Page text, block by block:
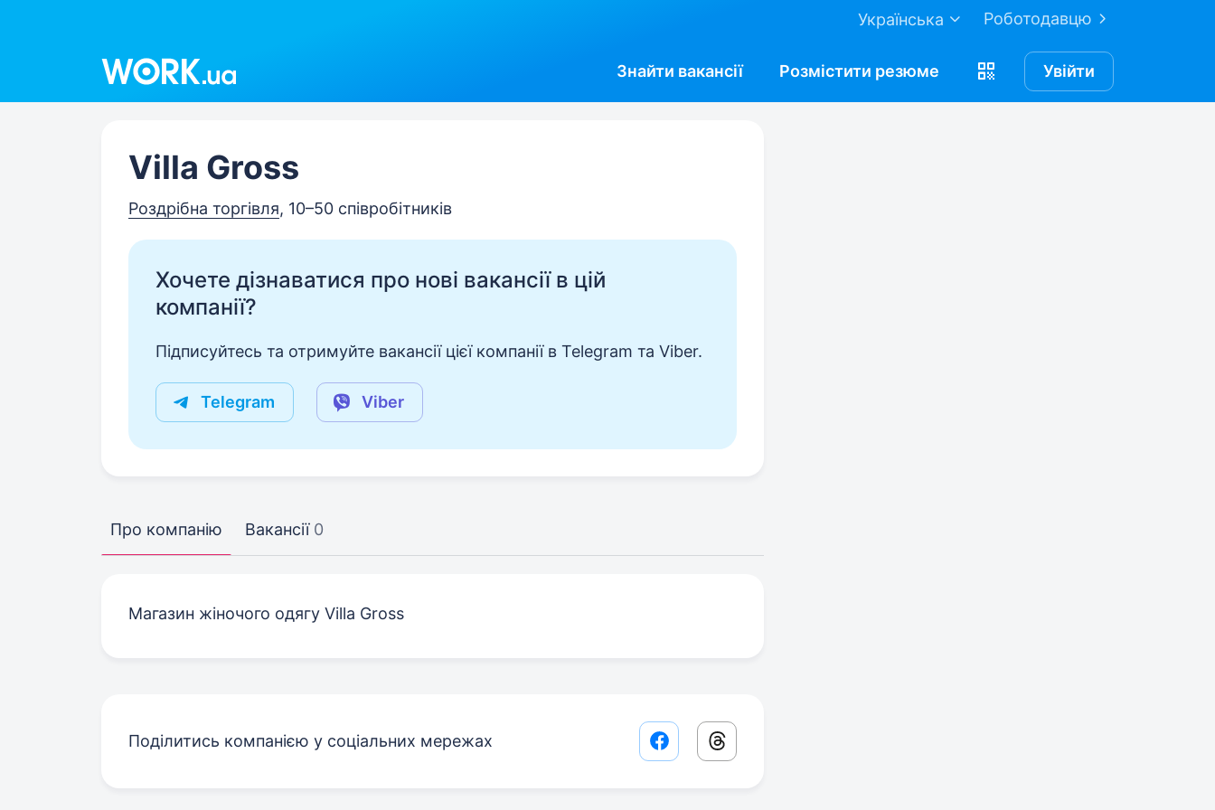
Роботодавцю
Українська
Знайти вакансії Розмістити резюме Увійти
Villa Gross
Роздрібна торгівля, 10–50 співробітників
Хочете дізнаватися про нові вакансії в цій
компанії?
Підписуйтесь та отримуйте вакансії цієї компанії в Telegram та Viber.
Telegram Viber
Про компанію Вакансії 0
Магазин жіночого одягу Villa Gross
Поділитись компанією у соціальних мережах Facebook share link
Threads share link